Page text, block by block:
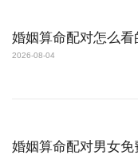
婚姻算命配对怎么看
2026-08-04
婚姻算命配对男女免